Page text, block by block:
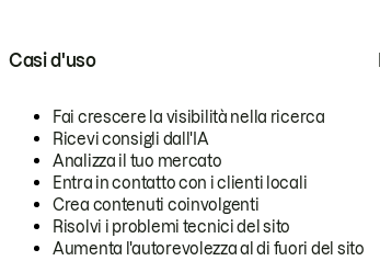
Casi d'uso
Fai crescere la visibilità nella ricerca
Ricevi consigli dall'IA
Analizza il tuo mercato
Entra in contatto con i clienti locali
Crea contenuti coinvolgenti
Risolvi i problemi tecnici del sito
Aumenta l'autorevolezza al di fuori del sito